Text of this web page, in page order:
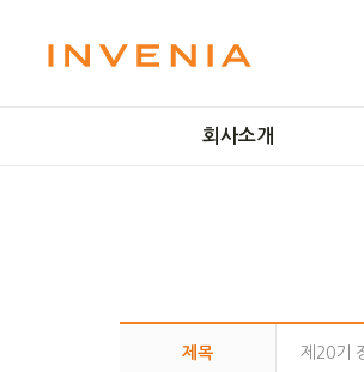
회사소개
제목 제20기